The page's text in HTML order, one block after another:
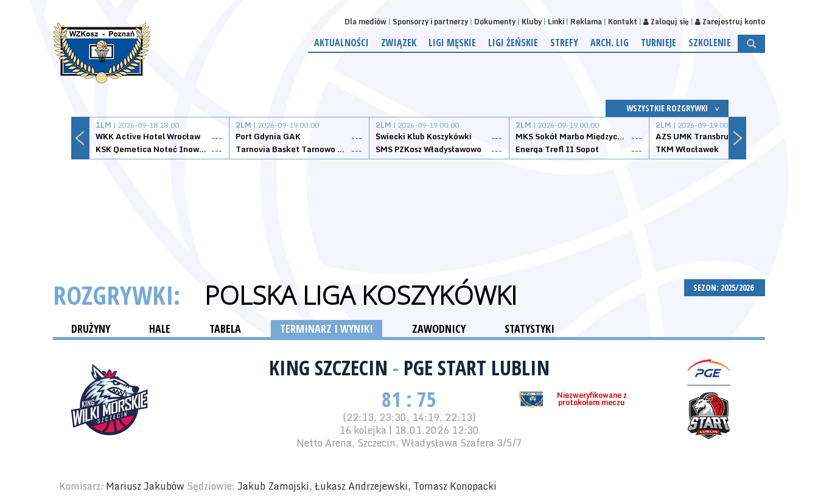
Dla mediów Sponsorzy i partnerzy Dokumenty Kluby Linki Reklama Kontakt Zaloguj się Zarejestruj konto
AKTUALNOŚCI ZWIĄZEK LIGI MĘSKIE LIGI ŻEŃSKIE STREFY ARCH. LIG TURNIEJE SZKOLENIE
WSZYSTKIE ROZGRYWKI
1LM | 2026-09-18 18:00
WKK Active Hotel Wrocław
---
KSK Qemetica Noteć Inowrocław ---
2LM | 2026-09-19 00:00
Port Gdynia GAK
---
Tarnovia Basket Tarnowo Podgórne ---
2LM | 2026-09-19 00:00
Świecki Klub Koszykówki
---
SMS PZKosz Władysławowo
---
2LM | 2026-09-19 00:00
MKS Sokół Marbo Międzychód ---
Energa Trefl II Sopot
---
2LM | 2026-09-19 00:00
AZS UMK Transbruk Toruń
TKM Włocławek
SEZON: 2025/2026
ROZGRYWKI: POLSKA LIGA KOSZYKÓWKI
DRUŻYNY HALE TABELA TERMINARZ I WYNIKI ZAWODNICY STATYSTYKI
KING SZCZECIN - PGE START LUBLIN
Niezweryfikowane z
protokołem meczu
81 : 75
(22:13, 23:30, 14:19, 22:13)
16 kolejka | 18.01.2026 12:30
Netto Arena, Szczecin, Władysława Szafera 3/5/7
Komisarz: Mariusz Jakubów Sędziowie: Jakub Zamojski, Łukasz Andrzejewski, Tomasz Konopacki